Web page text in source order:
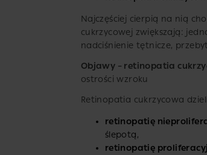
Najczęściej cierpią na nią
cukrzycowej zwiększają:
nadciśnienie tętnicze,
Objawy – retinopatia
ostrości wzroku
Retinopatia cukrzycowa
retinopatię
ślepotą,
retinopatię